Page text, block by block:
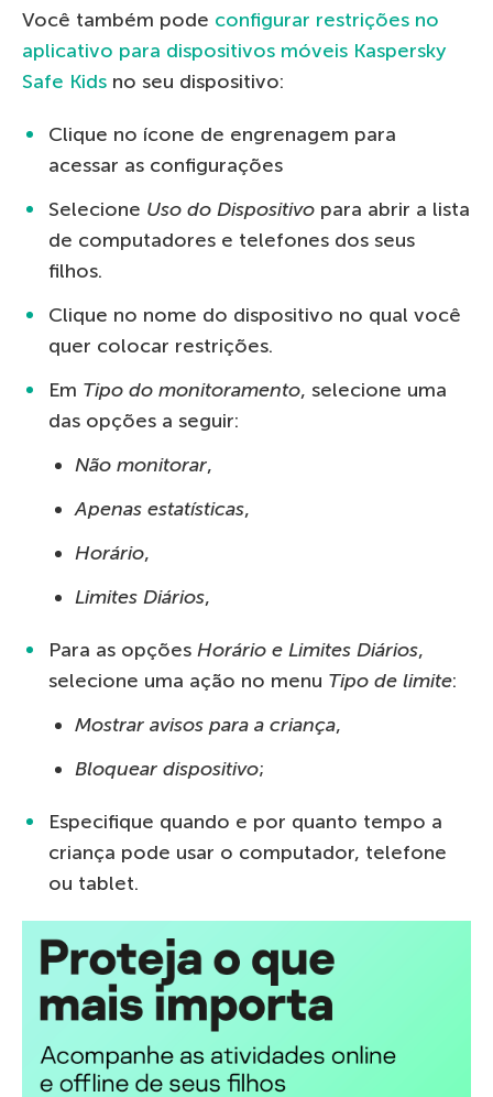
Você também pode configurar restrições no
aplicativo para dispositivos móveis Kaspersky
Safe Kids no seu dispositivo:
Clique no ícone de engrenagem para
acessar as configurações
Selecione Uso do Dispositivo para abrir a lista
de computadores e telefones dos seus
filhos.
Clique no nome do dispositivo no qual você
quer colocar restrições.
Em Tipo do monitoramento, selecione uma
das opções a seguir:
Não monitorar,
Apenas estatísticas,
Horário,
Limites Diários,
Para as opções Horário e Limites Diários,
selecione uma ação no menu Tipo de limite:
Mostrar avisos para a criança,
Bloquear dispositivo;
Especifique quando e por quanto tempo a
criança pode usar o computador, telefone
ou tablet.